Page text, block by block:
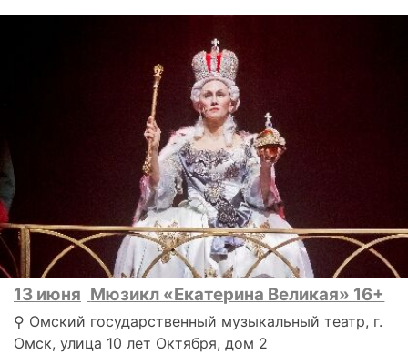
13 июня Мюзикл «Екатерина Великая» 16+
⚲ Омский государственный музыкальный театр, г.
Омск, улица 10 лет Октября, дом 2